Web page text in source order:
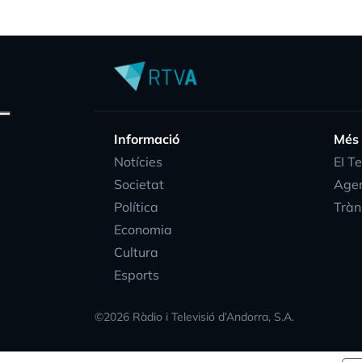
Informació
Notícies
Societat
Política
Economia
Cultura
Esports
Més
EI
©2026 Ràdio i Televisió d’Andorra, S.A.